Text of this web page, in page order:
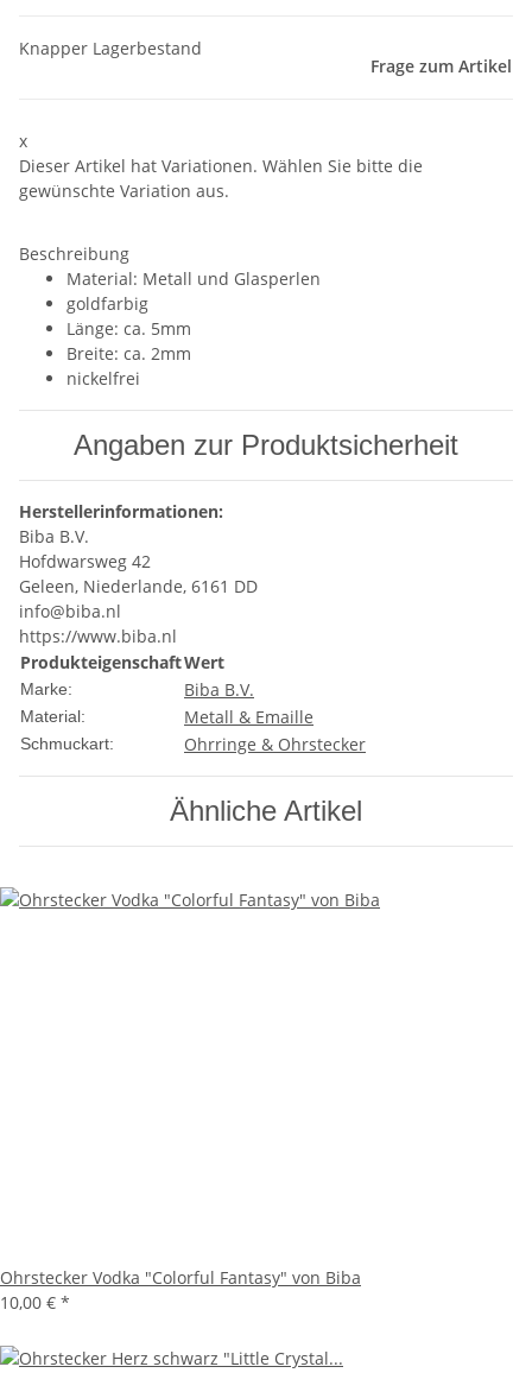
Knapper Lagerbestand
Frage zum Artikel
x
Dieser Artikel hat Variationen. Wählen Sie bitte die
gewünschte Variation aus.
Beschreibung
Material: Metall und Glasperlen
goldfarbig
Länge: ca. 5mm
Breite: ca. 2mm
nickelfrei
Angaben zur Produktsicherheit
Herstellerinformationen:
Biba B.V.
Hofdwarsweg 42
Geleen, Niederlande, 6161 DD
info@biba.nl
https://www.biba.nl
ProdukteigenschaftWert
Marke: Biba B.V.
Material: Metall & Emaille
Schmuckart: Ohrringe & Ohrstecker
Ähnliche Artikel
Ohrstecker Vodka "Colorful Fantasy" von Biba
10,00 € *